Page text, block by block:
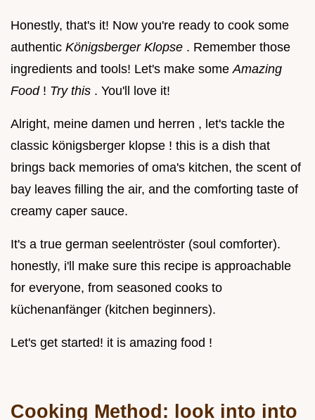
Honestly, that's it! Now you're ready to cook some
authentic Königsberger Klopse . Remember those
ingredients and tools! Let's make some Amazing
Food ! Try this . You'll love it!
Alright, meine damen und herren , let's tackle the
classic königsberger klopse ! this is a dish that
brings back memories of oma's kitchen, the scent of
bay leaves filling the air, and the comforting taste of
creamy caper sauce.
It's a true german seelentröster (soul comforter).
honestly, i'll make sure this recipe is approachable
for everyone, from seasoned cooks to
küchenanfänger (kitchen beginners).
Let's get started! it is amazing food !
Cooking Method: look into into